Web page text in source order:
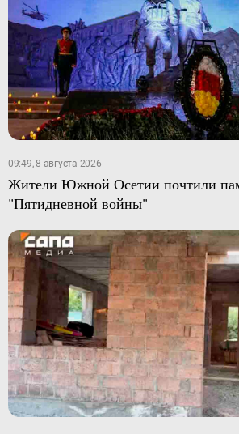
09:49, 8 августа 2026
Жители Южной Осетии почтили
"Пятидневной войны"